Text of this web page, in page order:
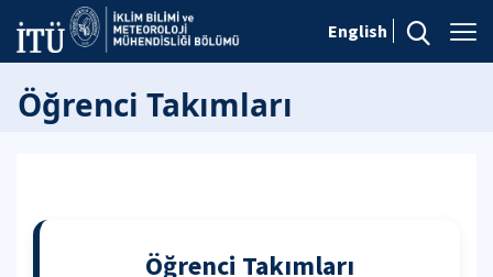
English
Öğrenci Takımları
Öğrenci Takımları